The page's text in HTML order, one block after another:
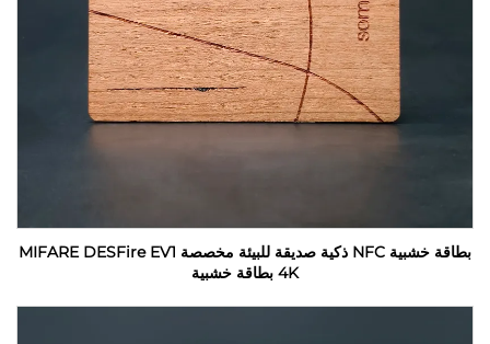
بطاقة خشبية NFC ذكية صديقة للبيئة مخصصة MIFARE DESFire EV1
4K بطاقة خشبية